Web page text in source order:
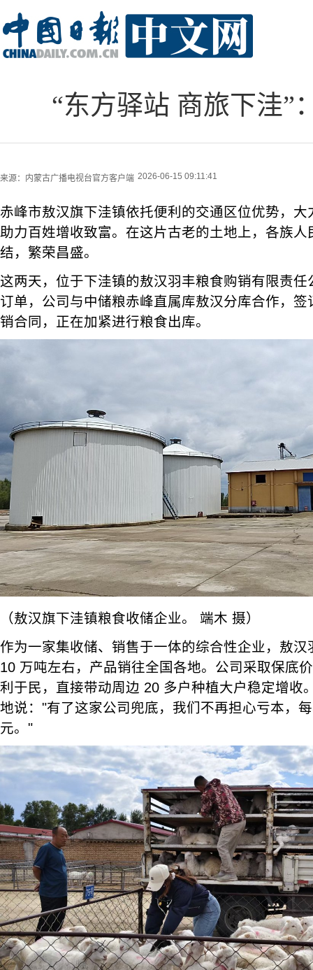
“东方驿站 商旅下洼”
来源： 内蒙古广播电视台官方客户端 2026-06-15 09:11:41
赤峰市敖汉旗下洼镇依托便利的交通区位优势，
助力百姓增收致富。在这片古老的土地上，各族人
结，繁荣昌盛。
这两天，位于下洼镇的敖汉羽丰粮食购销有限责
订单，公司与中储粮赤峰直属库敖汉分库合作，
销合同，正在加紧进行粮食出库。
（敖汉旗下洼镇粮食收储企业。 端木 摄）
作为一家集收储、销售于一体的综合性企业，敖
10 万吨左右，产品销往全国各地。公司采取保底
利于民，直接带动周边 20 多户种植大户稳定增收
地说："有了这家公司兜底，我们不再担心亏本，
元。"